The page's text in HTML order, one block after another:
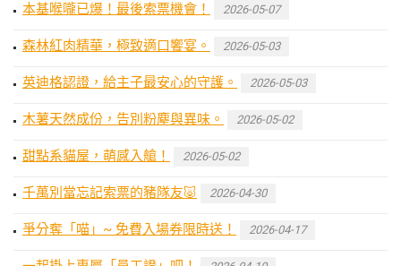
本基喉嚨已爆！最後索票機會！ 2026-05-07
森林紅肉精華，極致適口饗宴。 2026-05-03
英迪格認證，給主子最安心的守護。 2026-05-03
木薯天然成份，告別粉塵與異味。 2026-05-02
甜點系貓屋，萌感入艙！ 2026-05-02
千萬別當忘記索票的豬隊友🐷 2026-04-30
爭分奪「喵」~ 免費入場券限時送！ 2026-04-17